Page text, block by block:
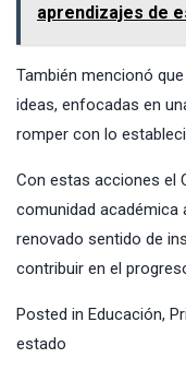
aprendizajes de
También mencionó
ideas, enfocadas en
romper con lo
Con estas acciones el
comunidad académica
renovado sentido de
contribuir en el
Posted in Educación,
estado